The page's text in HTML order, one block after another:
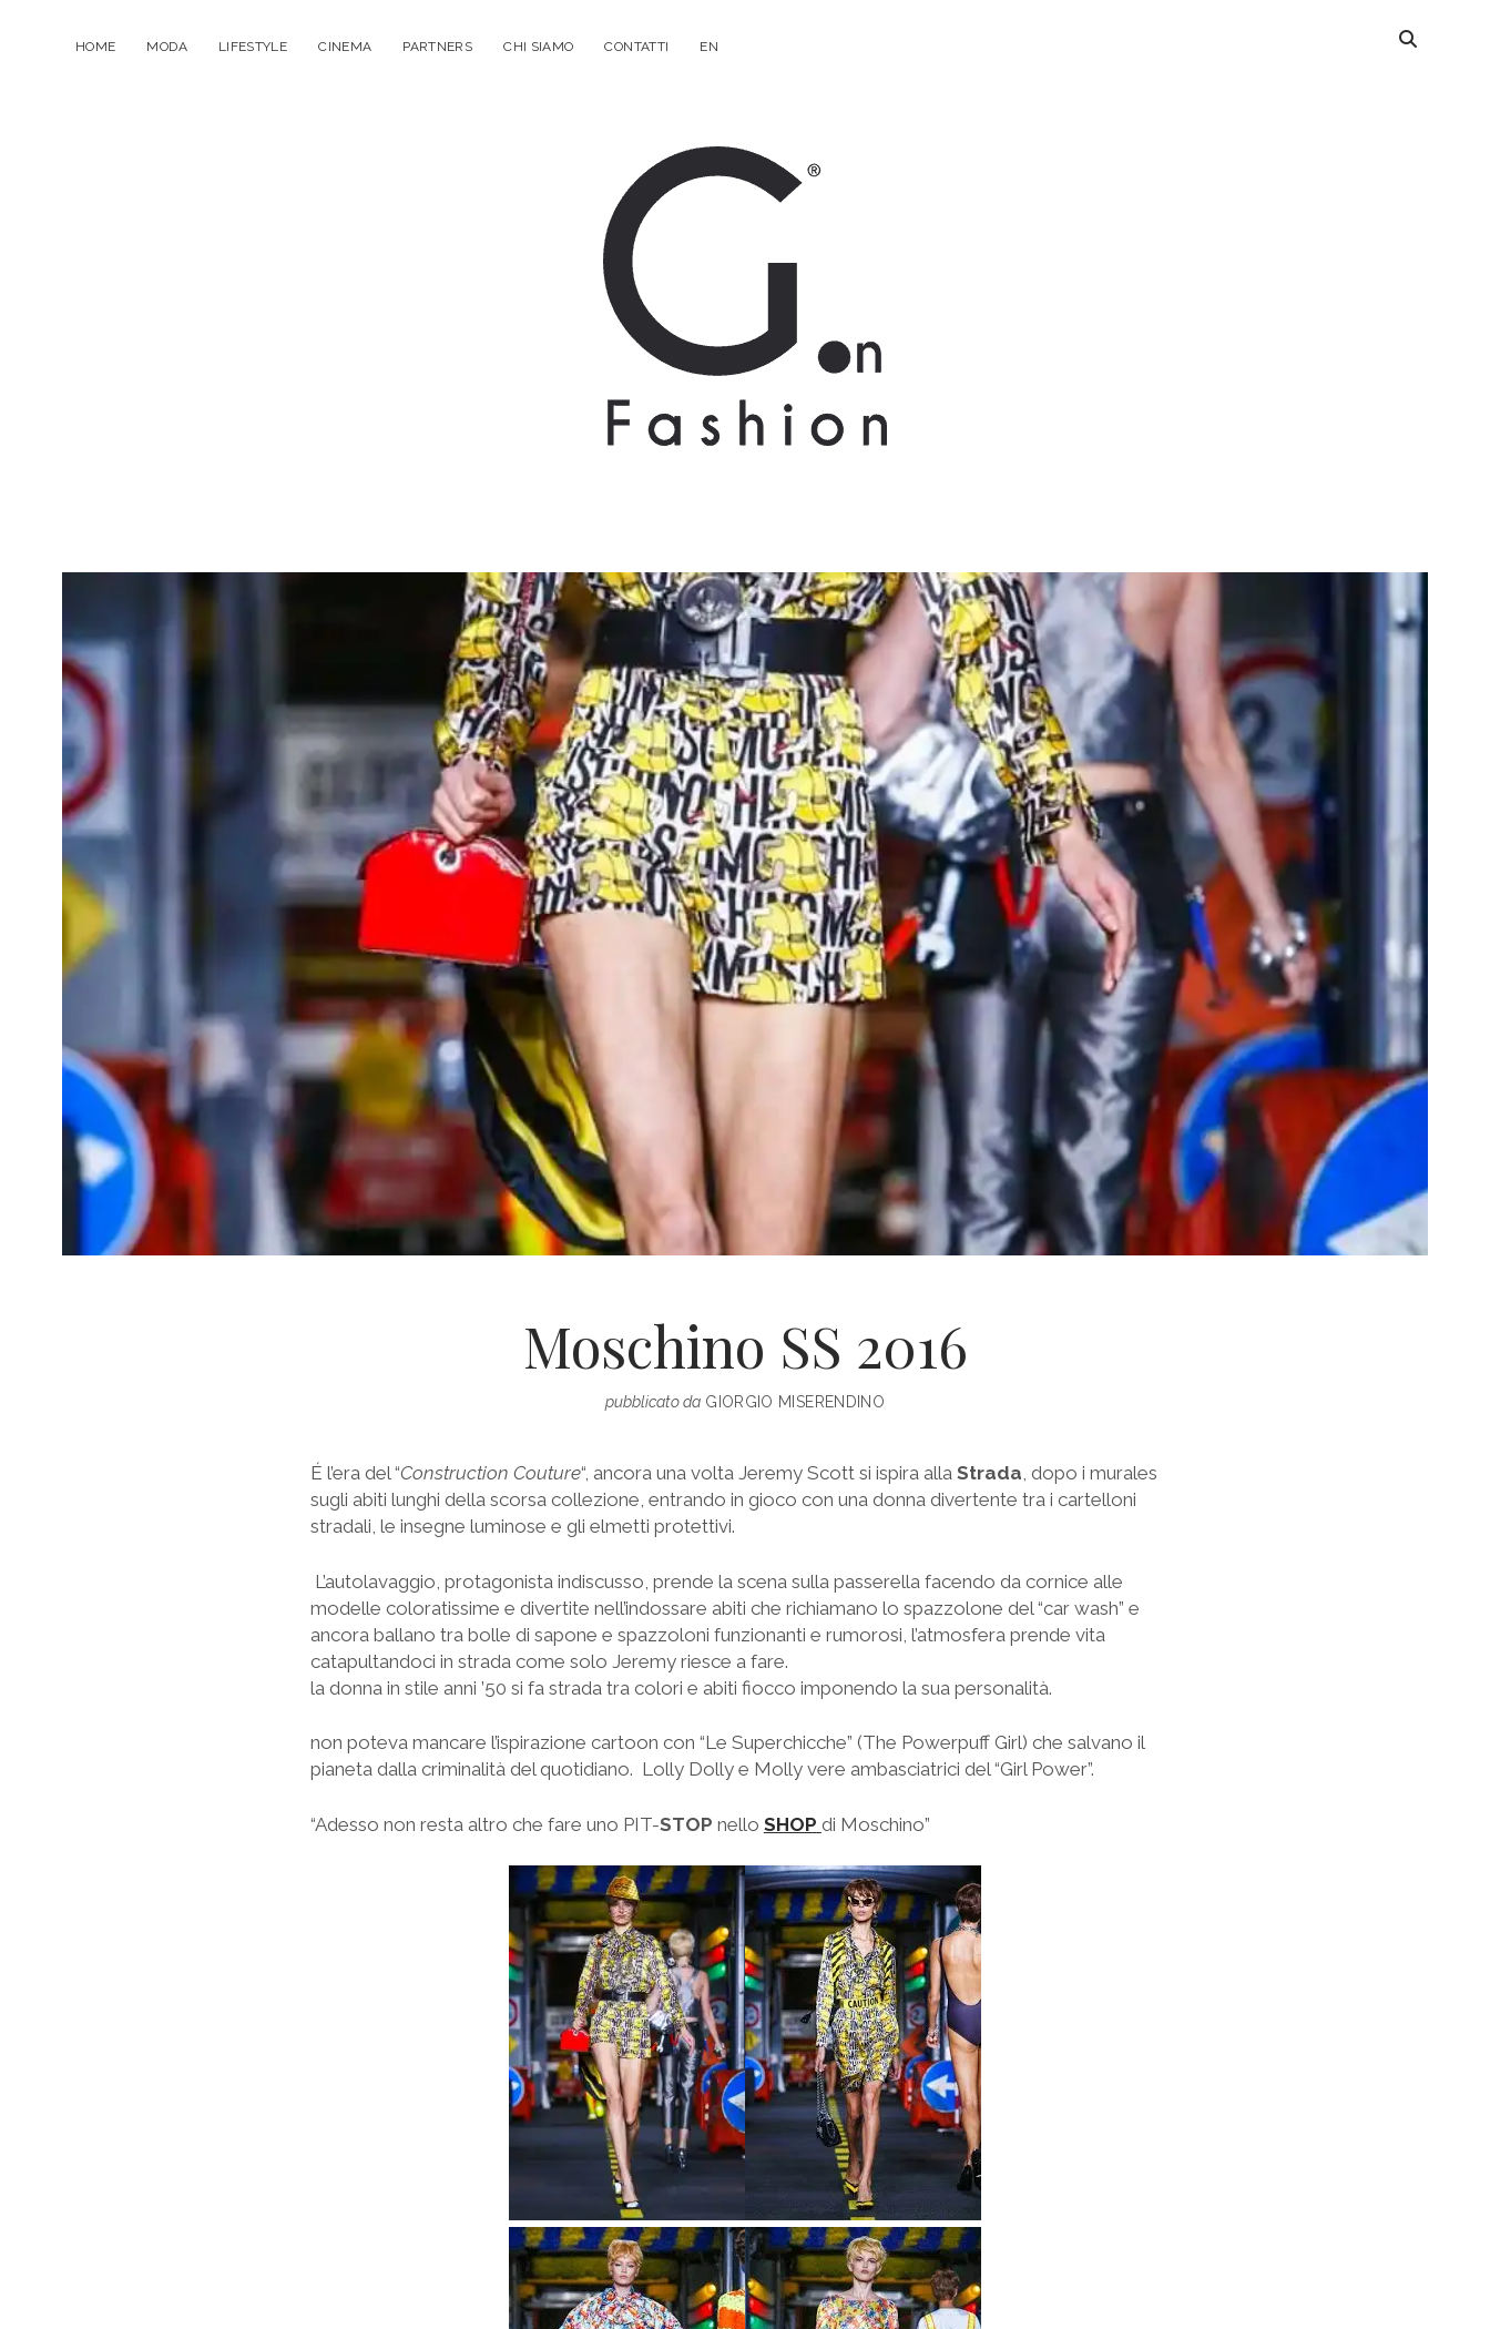
HOME MODA LIFESTYLE CINEMA PARTNERS CHI SIAMO CONTATTI EN
G.on
Fashion
Magazine
Moschino SS 2016
pubblicato daGIORGIO MISERENDINO
É l’era del “Construction Couture“, ancora una volta Jeremy Scott si ispira alla Strada, dopo i murales
sugli abiti lunghi della scorsa collezione, entrando in gioco con una donna divertente tra i cartelloni
stradali, le insegne luminose e gli elmetti protettivi.
L’autolavaggio, protagonista indiscusso, prende la scena sulla passerella facendo da cornice alle
modelle coloratissime e divertite nell’indossare abiti che richiamano lo spazzolone del “car wash” e
ancora ballano tra bolle di sapone e spazzoloni funzionanti e rumorosi, l’atmosfera prende vita
catapultandoci in strada come solo Jeremy riesce a fare.
la donna in stile anni ’50 si fa strada tra colori e abiti fiocco imponendo la sua personalità.
non poteva mancare l’ispirazione cartoon con “Le Superchicche” (The Powerpuff Girl) che salvano il
pianeta dalla criminalità del quotidiano. Lolly Dolly e Molly vere ambasciatrici del “Girl Power”.
“Adesso non resta altro che fare uno PIT-STOP nello SHOP di Moschino”